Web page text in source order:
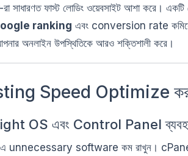
সাধারণত ফাস্ট লোডিং ওয়েবসাইট আশা করে। একটি
ranking এবং conversion rate
অনলাইন উপস্থিতিকে আরও শক্তিশালী করে।
Speed Optimize
OS এবং Control Panel
unnecessary software কম রাখুন।